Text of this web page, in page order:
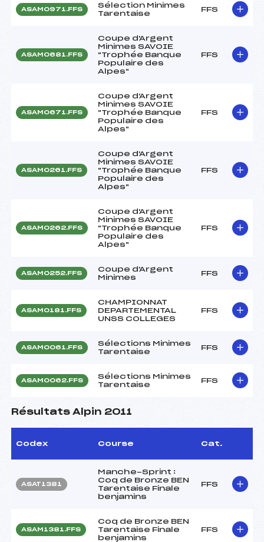
ASAM0971.FFS
Sélection Minimes
Tarentaise
FFS
ASAM0681.FFS
Coupe d'Argent
Minimes SAVOIE
"Trophée Banque
Populaire des
Alpes"
FFS
ASAM0671.FFS
Coupe d'Argent
Minimes SAVOIE
"Trophée Banque
Populaire des
Alpes"
FFS
ASAM0261.FFS
Coupe d'Argent
Minimes SAVOIE
"Trophée Banque
Populaire des
Alpes"
FFS
ASAM0262.FFS
Coupe d'Argent
Minimes SAVOIE
"Trophée Banque
Populaire des
Alpes"
FFS
ASAM0252.FFS
Coupe d'Argent
Minimes
FFS
ASAM0181.FFS
CHAMPIONNAT
DEPARTEMENTAL
UNSS COLLEGES
FFS
ASAM0061.FFS
Sélections Minimes
Tarentaise
FFS
ASAM0062.FFS
Sélections Minimes
Tarentaise
FFS
Résultats Alpin 2011
Codex Course Cat.
ASAT1381
Manche-Sprint :
Coq de Bronze BEN
Tarentaise Finale
benjamins
FFS
ASAM1381.FFS
Coq de Bronze BEN
Tarentaise Finale
benjamins
FFS